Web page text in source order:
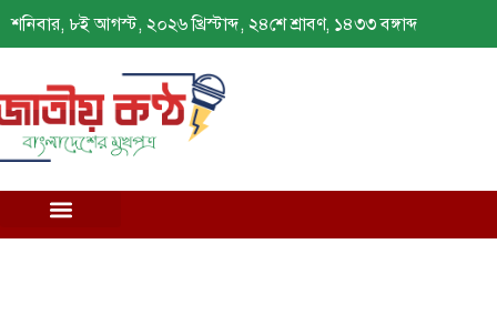
শনিবার, ৮ই আগস্ট, ২০২৬ খ্রিস্টাব্দ, ২৪শে শ্রাবণ, ১৪৩৩ বঙ্গাব্দ